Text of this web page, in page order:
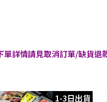
單詳情請見取消訂單/缺貨退
1-3日出貨